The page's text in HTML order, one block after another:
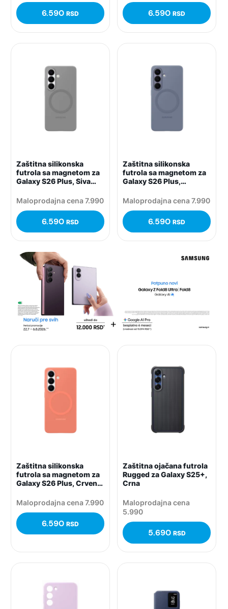
6.590 RSD 6.590 RSD
Zaštitna silikonska
futrola sa magnetom za
Galaxy S26 Plus, Siva
Maloprodajna cena 7.990
6.590 RSD
Zaštitna silikonska
futrola sa magnetom za
Galaxy S26 Plus,
Maloprodajna cena 7.990
6.590 RSD
Zaštitna silikonska
futrola sa magnetom za
Galaxy S26 Plus, Crvena
Maloprodajna cena 7.990
6.590 RSD
Zaštitna ojačana futrola
Rugged za Galaxy S25+,
Crna
Maloprodajna cena
5.990
5.690 RSD